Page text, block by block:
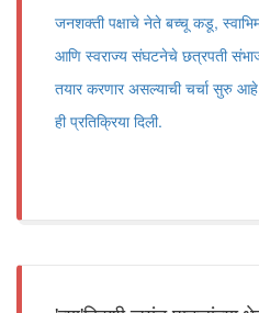
जनशक्ती पक्षाचे नेते बच्चू कडू,
आणि स्वराज्य संघटनेचे छत्रपती
तयार करणार असल्याची चर्चा सुरु
ही प्रतिक्रिया दिली.